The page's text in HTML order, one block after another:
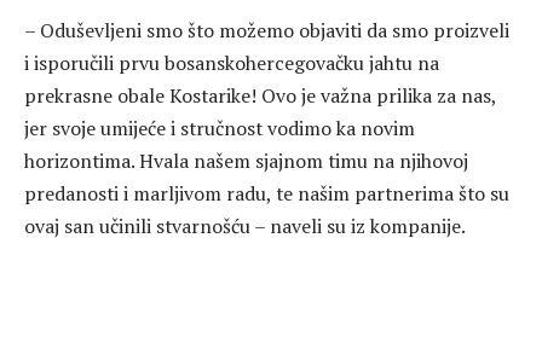
– Oduševljeni smo što možemo objaviti da smo proizveli
i isporučili prvu bosanskohercegovačku jahtu na
prekrasne obale Kostarike! Ovo je važna prilika za nas,
jer svoje umijeće i stručnost vodimo ka novim
horizontima. Hvala našem sjajnom timu na njihovoj
predanosti i marljivom radu, te našim partnerima što su
ovaj san učinili stvarnošću – naveli su iz kompanije.